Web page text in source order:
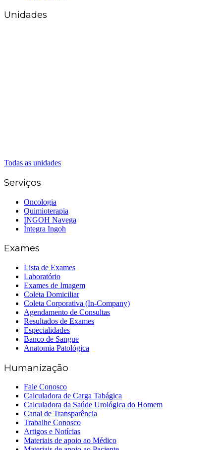
Unidades
Todas as unidades
Serviços
Oncologia
Quimioterapia
INGOH Navega
Íntegra Ingoh
Exames
Lista de Exames
Laboratório
Exames de Imagem
Coleta Domiciliar
Coleta Corporativa (In-Company)
Agendamento de Consultas
Resultados de Exames
Especialidades
Banco de Sangue
Anatomia Patológica
Humanização
Fale Conosco
Calculadora de Carga Tabágica
Calculadora da Saúde Urológica do Homem
Canal de Transparência
Trabalhe Conosco
Artigos e Notícias
Materiais de apoio ao Médico